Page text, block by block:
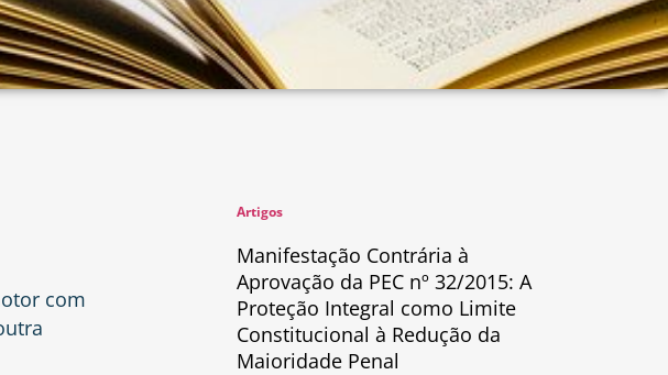
com
Artigos
Manifestação Contrária à
Aprovação da PEC nº 32/2015: A
Proteção Integral como Limite
Constitucional à Redução da
Maioridade Penal